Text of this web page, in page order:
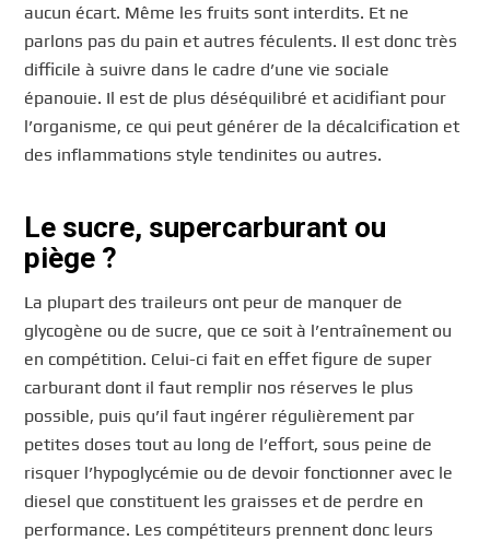
aucun écart. Même les fruits sont interdits. Et ne
parlons pas du pain et autres féculents. Il est donc très
difficile à suivre dans le cadre d’une vie sociale
épanouie. Il est de plus déséquilibré et acidifiant pour
l’organisme, ce qui peut générer de la décalcification et
des inflammations style tendinites ou autres.
Le sucre, supercarburant ou
piège ?
La plupart des traileurs ont peur de manquer de
glycogène ou de sucre, que ce soit à l’entraînement ou
en compétition. Celui-ci fait en effet figure de super
carburant dont il faut remplir nos réserves le plus
possible, puis qu’il faut ingérer régulièrement par
petites doses tout au long de l’effort, sous peine de
risquer l’hypoglycémie ou de devoir fonctionner avec le
diesel que constituent les graisses et de perdre en
performance. Les compétiteurs prennent donc leurs